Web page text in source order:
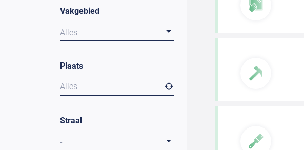
Vakgebied
Alles
Plaats
Alles
Straal
-